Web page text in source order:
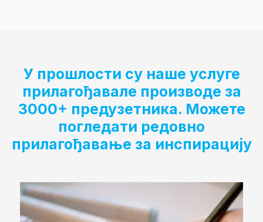
У прошлости су наше услуге
прилагођавале производе за
3000+ предузетника. Можете
погледати редовно
прилагођавање за инспирацију